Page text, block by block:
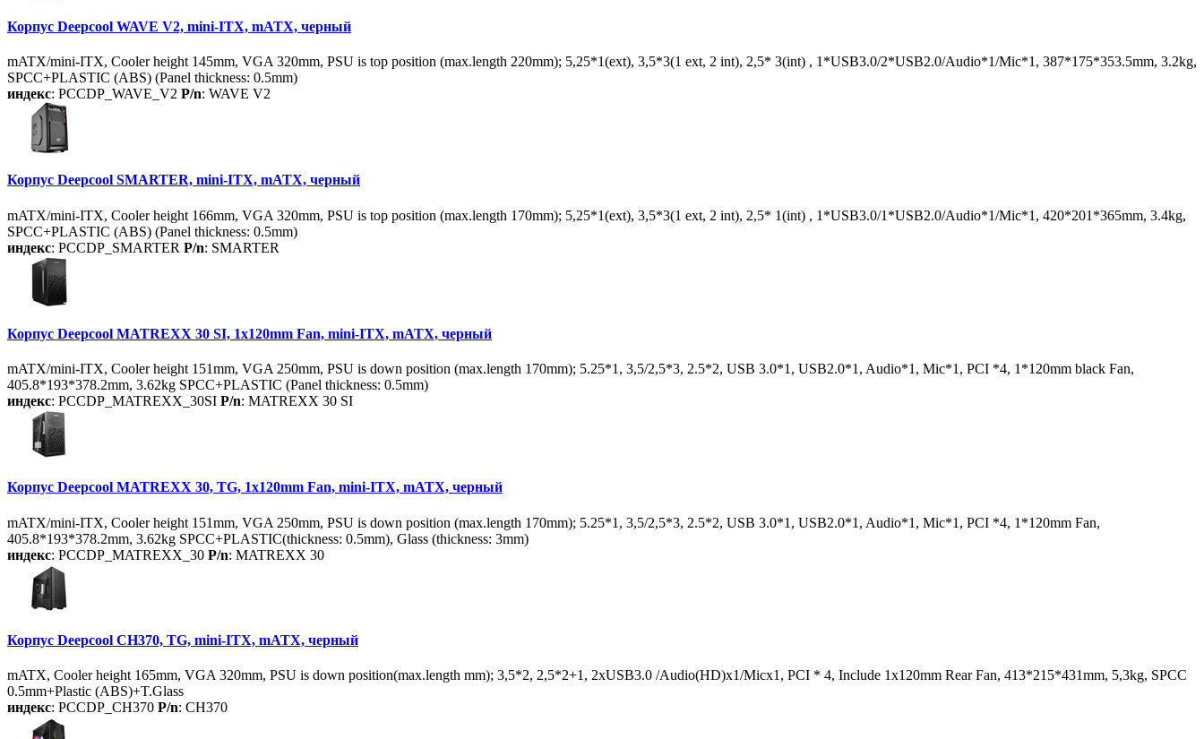
Корпус Deepcool WAVE V2, mini-ITX, mATX, черный
mATX/mini-ITX, Cooler height 145mm, VGA 320mm, PSU is top position (max.length 220mm); 5,25*1(ext), 3,5*3(1 ext, 2 int), 2,5* 3(int) , 1*USB3.0/2*USB2.0/Audio*1/Mic*1, 387*175*353.5mm, 3.2kg,
SPCC+PLASTIC (ABS) (Panel thickness: 0.5mm)
индекс: PCCDP_WAVE_V2 P/n: WAVE V2
Корпус Deepcool SMARTER, mini-ITX, mATX, черный
mATX/mini-ITX, Cooler height 166mm, VGA 320mm, PSU is top position (max.length 170mm); 5,25*1(ext), 3,5*3(1 ext, 2 int), 2,5* 1(int) , 1*USB3.0/1*USB2.0/Audio*1/Mic*1, 420*201*365mm, 3.4kg,
SPCC+PLASTIC (ABS) (Panel thickness: 0.5mm)
индекс: PCCDP_SMARTER P/n: SMARTER
Корпус Deepcool MATREXX 30 SI, 1x120mm Fan, mini-ITX, mATX, черный
mATX/mini-ITX, Cooler height 151mm, VGA 250mm, PSU is down position (max.length 170mm); 5.25*1, 3,5/2,5*3, 2.5*2, USB 3.0*1, USB2.0*1, Audio*1, Mic*1, PCI *4, 1*120mm black Fan,
405.8*193*378.2mm, 3.62kg SPCC+PLASTIC (Panel thickness: 0.5mm)
индекс: PCCDP_MATREXX_30SI P/n: MATREXX 30 SI
Корпус Deepcool MATREXX 30, TG, 1x120mm Fan, mini-ITX, mATX, черный
mATX/mini-ITX, Cooler height 151mm, VGA 250mm, PSU is down position (max.length 170mm); 5.25*1, 3,5/2,5*3, 2.5*2, USB 3.0*1, USB2.0*1, Audio*1, Mic*1, PCI *4, 1*120mm Fan,
405.8*193*378.2mm, 3.62kg SPCC+PLASTIC(thickness: 0.5mm), Glass (thickness: 3mm)
индекс: PCCDP_MATREXX_30 P/n: MATREXX 30
Корпус Deepcool CH370, TG, mini-ITX, mATX, черный
mATX, Cooler height 165mm, VGA 320mm, PSU is down position(max.length mm); 3,5*2, 2,5*2+1, 2xUSB3.0 /Audio(HD)x1/Micx1, PCI * 4, Include 1x120mm Rear Fan, 413*215*431mm, 5,3kg, SPCC
0.5mm+Plastic (ABS)+T.Glass
индекс: PCCDP_CH370 P/n: CH370